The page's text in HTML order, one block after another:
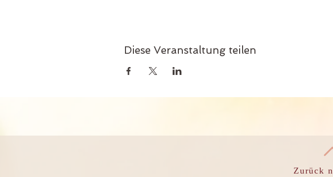
Diese Veranstaltung teilen
Zurück